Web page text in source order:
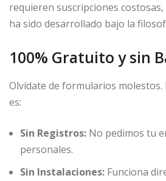
requieren suscripciones costosas,
ha sido desarrollado bajo la
100% Gratuito y sin
Olvídate de formularios
es:
Sin Registros: No pedimos tu
personales.
Sin Instalaciones: Funciona